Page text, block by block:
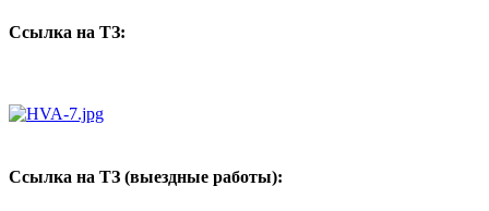
Ссылка на ТЗ:
Ссылка на ТЗ (выездные работы):